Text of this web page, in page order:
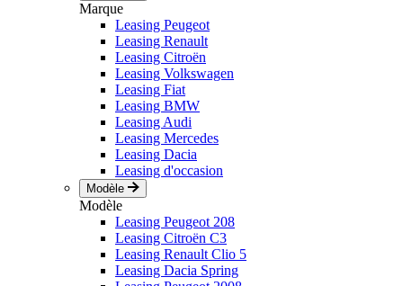
Marque
Leasing Peugeot
Leasing Renault
Leasing Citroën
Leasing Volkswagen
Leasing Fiat
Leasing BMW
Leasing Audi
Leasing Mercedes
Leasing Dacia
Leasing d'occasion
Modèle
Modèle
Leasing Peugeot 208
Leasing Citroën C3
Leasing Renault Clio 5
Leasing Dacia Spring